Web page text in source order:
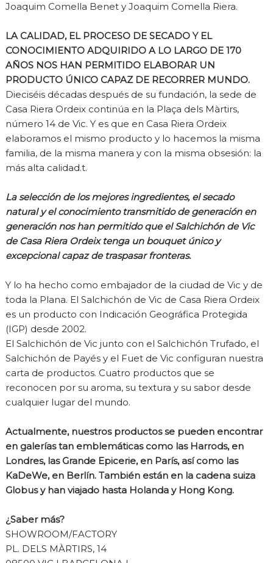
Joaquim Comella Benet y Joaquim Comella Riera.
LA CALIDAD, EL PROCESO DE SECADO Y EL
CONOCIMIENTO ADQUIRIDO A LO LARGO DE 170
AÑOS NOS HAN PERMITIDO ELABORAR UN
PRODUCTO ÚNICO CAPAZ DE RECORRER MUNDO.
Dieciséis décadas después de su fundación, la sede de
Casa Riera Ordeix continúa en la Plaça dels Màrtirs,
número 14 de Vic. Y es que en Casa Riera Ordeix
elaboramos el mismo producto y lo hacemos la misma
familia, de la misma manera y con la misma obsesión: la
más alta calidad.t.
La selección de los mejores ingredientes, el secado
natural y el conocimiento transmitido de generación en
generación nos han permitido que el Salchichón de Vic
de Casa Riera Ordeix tenga un bouquet único y
excepcional capaz de traspasar fronteras.
Y lo ha hecho como embajador de la ciudad de Vic y de
toda la Plana. El Salchichón de Vic de Casa Riera Ordeix
es un producto con Indicación Geográfica Protegida
(IGP) desde 2002.
El Salchichón de Vic junto con el Salchichón Trufado, el
Salchichón de Payés y el Fuet de Vic configuran nuestra
carta de productos. Cuatro productos que se
reconocen por su aroma, su textura y su sabor desde
cualquier lugar del mundo.
Actualmente, nuestros productos se pueden encontrar
en galerías tan emblemáticas como las Harrods, en
Londres, las Grande Epicerie, en París, así como las
KaDeWe, en Berlín. También están en la cadena suiza
Globus y han viajado hasta Holanda y Hong Kong.
¿Saber más?
SHOWROOM/FACTORY
PL. DELS MÀRTIRS, 14